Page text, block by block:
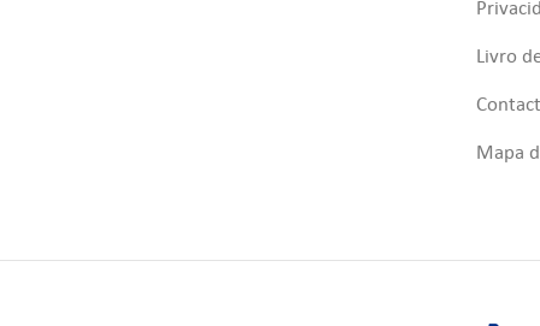
Livro
Mapa